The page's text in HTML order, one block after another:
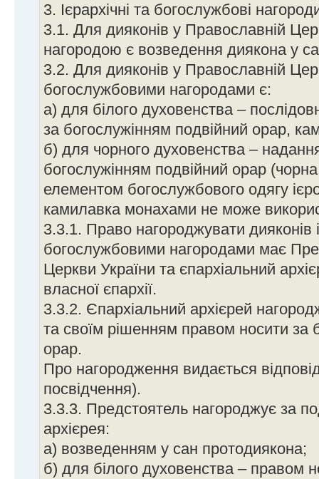
3. Ієрархічні та богослужбові
3.1. Для дияконів у Православній
нагородою є возведення диякона у
3.2. Для дияконів у Православній
богослужбовими нагородами є:
а) для білого духовенства –
за богослужінням подвійний орар,
б) для чорного духовенства –
богослужінням подвійний орар
елементом богослужбового одягу
камилавка монахами не може
3.3.1. Право нагороджувати дияконів
богослужбовими нагородами має
Церкви України та єпархіальний
власної єпархії.
3.3.2. Єпархіальний архієрей
та своїм рішенням правом носити за
орар.
Про нагородження видається
посвідчення).
3.3.3. Предстоятель нагороджує за
архієрея:
а) возведенням у сан протодиякона;
б) для білого духовенства – правом